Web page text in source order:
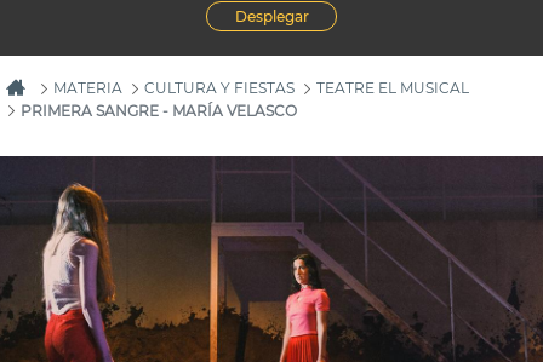
Desplegar
MATERIA CULTURA Y FIESTAS
TEATRE EL MUSICAL
PRIMERA SANGRE - MARÍA VELASCO